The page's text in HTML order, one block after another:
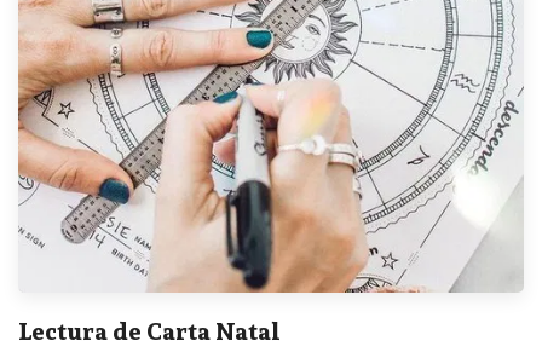
Lectura de Carta Natal